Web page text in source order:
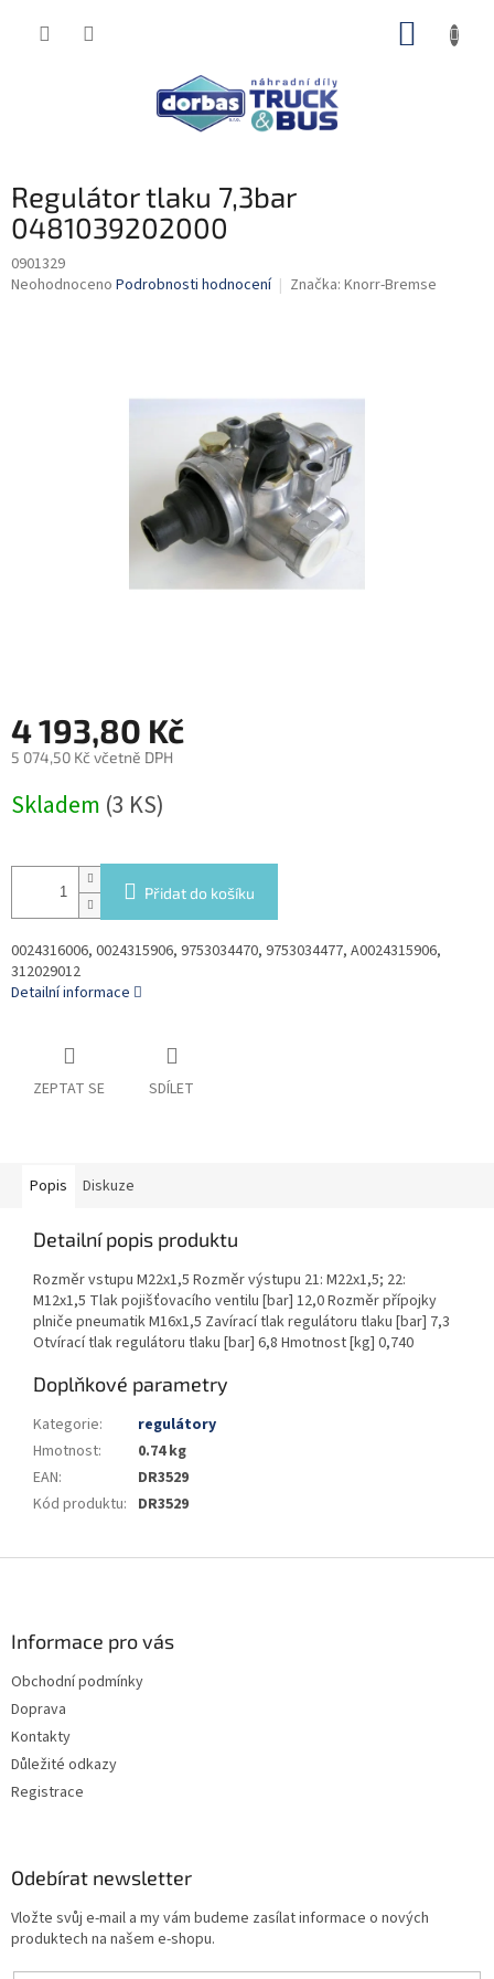
Regulátor tlaku 7,3bar
0481039202000
0901329
Průměrné
Neohodnoceno Podrobnosti hodnocení Značka: Knorr-Bremse
4 193,80 Kč
5 074,50 Kč včetně DPH
cena:
Skladem (3 KS)
Přidat do košíku
0024316006, 0024315906, 9753034470, 9753034477, A0024315906,
312029012
Detailní informace
ZEPTAT SE SDÍLET
Popis Diskuze
Detailní popis produktu
Rozměr vstupu M22x1,5 Rozměr výstupu 21: M22x1,5; 22:
M12x1,5 Tlak pojišťovacího ventilu [bar] 12,0 Rozměr přípojky
plniče pneumatik M16x1,5 Zavírací tlak regulátoru tlaku [bar] 7,3
Otvírací tlak regulátoru tlaku [bar] 6,8 Hmotnost [kg] 0,740
Doplňkové parametry
Kategorie:
regulátory
Hmotnost:
0.74 kg
EAN:
DR3529
Kód produktu: DR3529
Informace pro vás
Obchodní podmínky
Doprava
Kontakty
Důležité odkazy
Registrace
Odebírat newsletter
Vložte svůj e-mail a my vám budeme zasílat informace o nových
produktech na našem e-shopu.